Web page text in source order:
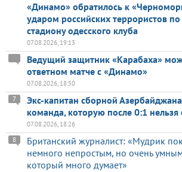
«Динамо» обратилось к
ударом российских террористов
стадиону одесского клуба
07.08.2026, 19:13
Ведущий защитник «Карабаха»
ответном матче с «Динамо»
07.08.2026, 18:50
Экс-капитан сборной
команда, которую после 0:1 нельзя
7
07.08.2026, 18:26
Британский журналист: «Мудрик
немного непростым, но очень
который много думает»
8